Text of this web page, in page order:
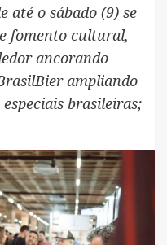
até o sábado (9) se
fomento cultural,
ancorando
ampliando
brasileiras;